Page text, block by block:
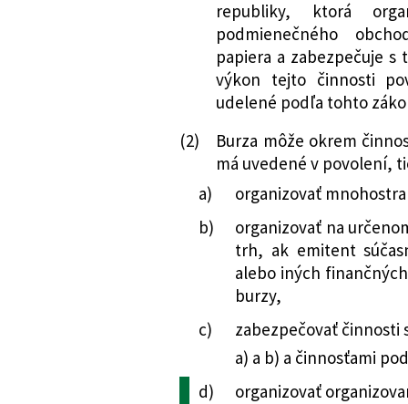
činnosti a o
zmene a
552/2008 Z. z.
Zákon, ktorým sa
o cenných
zmene a
zmene a
487/2009 Z. z.
Zákon, ktorým sa
Obchodný
zmene a
520/2011 Z. z.
Zákon, ktorým sa
o cenných
cenných
ktorým sa
547/2011 Z. z.
Zákon, ktorým
o účtovníctve v
republiky, ktorá
podmienečného
papiera a zabezpečuje s
výkon tejto činnosti
udelené podľa tohto
(2)
Burza môže okrem
má uvedené v povolení,
a)
organizovať
b)
organizovať na
trh, ak emitent
alebo iných
burzy,
c)
zabezpečovať činnosti
a) a b) a činnosťami
d)
organizovať